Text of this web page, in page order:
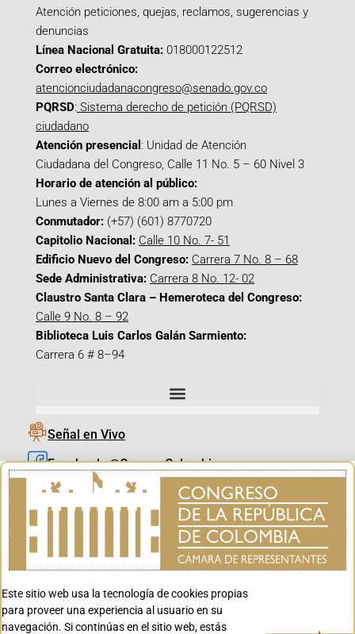
Atención peticiones, quejas, reclamos, sugerencias y
denuncias
Línea Nacional Gratuita: 018000122512
Correo electrónico:
atencionciudadanacongreso@senado.gov.co
PQRSD: Sistema derecho de petición (PQRSD)
ciudadano
Atención presencial : Unidad de Atención
Ciudadana del Congreso, Calle 11 No. 5 – 60 Nivel 3
Horario de atención al público:
Lunes a Viernes de 8:00 am a 5:00 pm
Conmutador: (+57) (601) 8770720
Capitolio Nacional: Calle 10 No. 7- 51
Edificio Nuevo del Congreso: Carrera 7 No. 8 – 68
Sede Administrativa: Carrera 8 No. 12- 02
Claustro Santa Clara – Hemeroteca del Congreso:
Calle 9 No. 8 – 92
Biblioteca Luis Carlos Galán Sarmiento:
Carrera 6 # 8–94
Señal en Vivo
Facebook_@CamaraColombia
Instagram_@CamaraColombia
X_@CamaraColombia
Youtube_@CamaraColombia
Youtube_@CanalCongreso
Este sitio web usa la tecnología de cookies propias
para proveer una experiencia al usuario en su
navegación. Si continúas en el sitio web, estás